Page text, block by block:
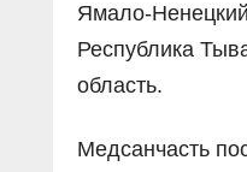
Ямало-
Республика
область.
Медсанчасть